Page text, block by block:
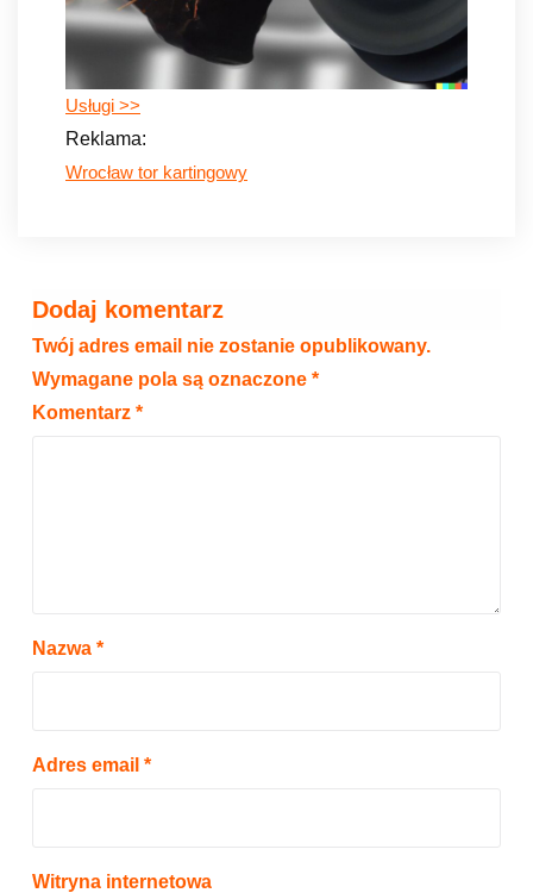
Usługi >>
Reklama:
Wrocław tor kartingowy
Dodaj komentarz
Twój adres email nie zostanie opublikowany.
Wymagane pola są oznaczone *
Komentarz *
Nazwa *
Adres email *
Witryna internetowa